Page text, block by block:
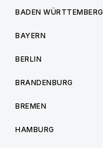
BADEN WÜRTTEMBERG
BAYERN
BERLIN
BRANDENBURG
BREMEN
HAMBURG